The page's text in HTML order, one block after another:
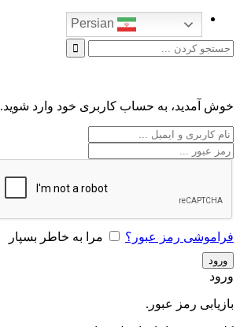
خوش آمدید، به حساب کاربری خود وارد شوید.
فراموشی رمز عبور؟ مرا به خاطر بسپار
ورود
بازیابی رمز عبور.